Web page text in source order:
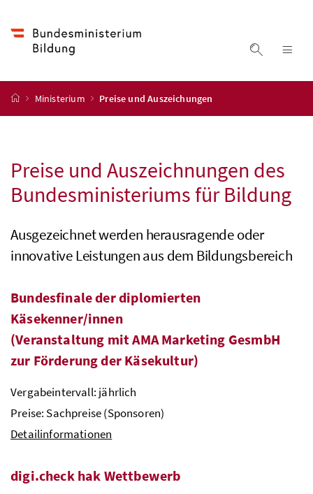
Suche
Startseite
Ministerium Preise und Auszeichungen
Preise und Auszeichnungen des
Bundesministeriums für Bildung
Ausgezeichnet werden herausragende oder
innovative Leistungen aus dem Bildungsbereich
Bundesfinale der diplomierten
Käsekenner/innen
(Veranstaltung mitAMAMarketing GesmbH
zur Förderung der Käsekultur)
Vergabeintervall: jährlich
Preise: Sachpreise (Sponsoren)
Detailinformationen
digi.check hak Wettbewerb